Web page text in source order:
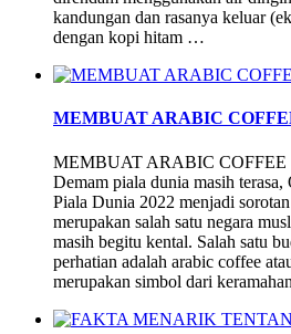
kandungan dan rasanya keluar
dengan kopi hitam …
MEMBUAT ARABIC
MEMBUAT ARABIC
Demam piala dunia masih terasa,
Piala Dunia 2022 menjadi
merupakan salah satu negara
masih begitu kental. Salah satu
perhatian adalah arabic coffee
merupakan simbol dari